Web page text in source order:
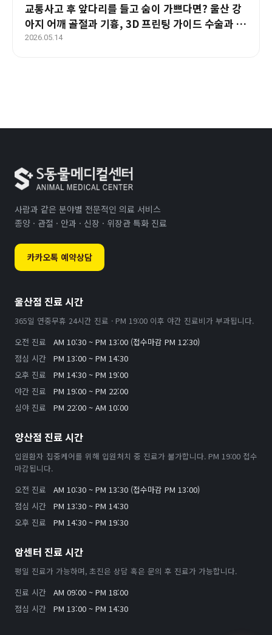
교통사고 후 앞다리를 들고 숨이 가쁘다면? 울산 강
아지 어깨 골절과 기흉, 3D 프린팅 가이드 수술과 재
활 치료 사례
2026.05.14
사람과 같은 분야별 전문적인 의료 서비스
종양 · 관절 · 안과 · 신장 · 위장관 특화 진료
카카오톡 예약상담
울산점 진료 시간
365일 연중무휴 24시간 진료 · PM 19:00 이후 야간 진료비가 부과됩니다.
오전 진료
AM 10:30 ~ PM 13:00 (접수마감 PM 12:30)
점심 시간
PM 13:00 ~ PM 14:30
오후 진료
PM 14:30 ~ PM 19:00
야간 진료
PM 19:00 ~ PM 22:00
심야 진료
PM 22:00 ~ AM 10:00
양산점 진료 시간
입원환자 집중케어를 위해 입원처치 중 진료가 불가합니다. PM 19:00 접수
마감됩니다.
오전 진료
AM 10:30 ~ PM 13:30 (접수마감 PM 13:00)
점심 시간
PM 13:30 ~ PM 14:30
오후 진료
PM 14:30 ~ PM 19:30
암센터 진료 시간
평일 진료가 가능하며, 초진은 상담 혹은 문의 후 진료가 가능합니다.
진료 시간
AM 09:00 ~ PM 18:00
점심 시간
PM 13:00 ~ PM 14:30